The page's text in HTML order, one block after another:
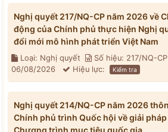
Nghị quyết 217/NQ-CP năm 2026 về
động của Chính phủ thực hiện Nghị
đổi mới mô hình phát triển Việt Nam
Loại: Nghị quyết Số hiệu: 217/NQ-CP
06/08/2026
Hiệu lực: Kiểm tra
Nghị quyết 214/NQ-CP năm 2026
Chính phủ trình Quốc hội về giải
Chương trình mục tiêu quốc gia